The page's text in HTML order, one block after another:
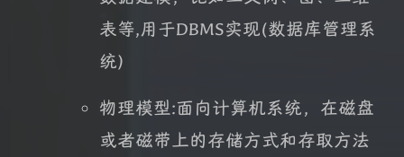
表等,用于DBMS实现(数据库管理系
统)
物理模型:面向计算机系统，在磁盘
或者磁带上的存储方式和存取方法